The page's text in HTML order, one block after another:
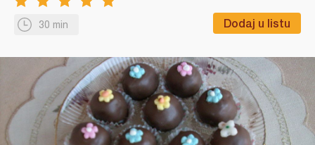
30 min Dodaj u listu